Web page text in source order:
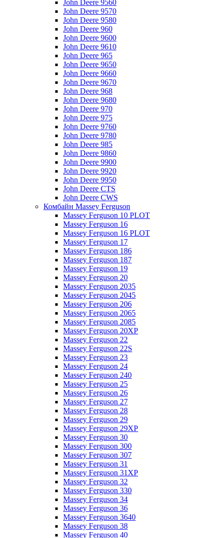
John Deere 9560
John Deere 9570
John Deere 9580
John Deere 960
John Deere 9600
John Deere 9610
John Deere 965
John Deere 9650
John Deere 9660
John Deere 9670
John Deere 968
John Deere 9680
John Deere 970
John Deere 975
John Deere 9760
John Deere 9780
John Deere 985
John Deere 9860
John Deere 9900
John Deere 9920
John Deere 9950
John Deere CTS
John Deere CWS
Комбайн Massey Ferguson
Massey Ferguson 10 PLOT
Massey Ferguson 16
Massey Ferguson 16 PLOT
Massey Ferguson 17
Massey Ferguson 186
Massey Ferguson 187
Massey Ferguson 19
Massey Ferguson 20
Massey Ferguson 2035
Massey Ferguson 2045
Massey Ferguson 206
Massey Ferguson 2065
Massey Ferguson 2085
Massey Ferguson 20XP
Massey Ferguson 22
Massey Ferguson 22S
Massey Ferguson 23
Massey Ferguson 24
Massey Ferguson 240
Massey Ferguson 25
Massey Ferguson 26
Massey Ferguson 27
Massey Ferguson 28
Massey Ferguson 29
Massey Ferguson 29XP
Massey Ferguson 30
Massey Ferguson 300
Massey Ferguson 307
Massey Ferguson 31
Massey Ferguson 31XP
Massey Ferguson 32
Massey Ferguson 330
Massey Ferguson 34
Massey Ferguson 36
Massey Ferguson 3640
Massey Ferguson 38
Massey Ferguson 40